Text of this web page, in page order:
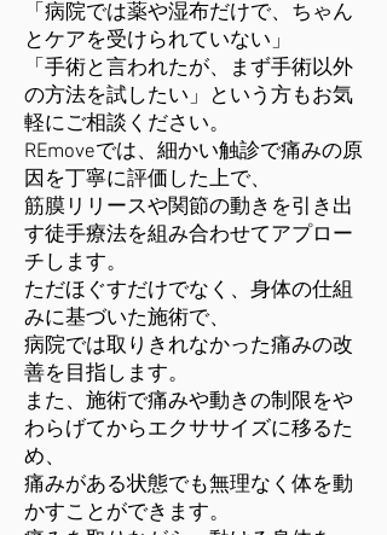
「病院では薬や湿布だけで、ちゃん
とケアを受けられていない」
「手術と言われたが、まず手術以外
の方法を試したい」という方もお気
軽にご相談ください。
REmoveでは、細かい触診で痛みの原
因を丁寧に評価した上で、
筋膜リリースや関節の動きを引き出
す徒手療法を組み合わせてアプロー
チします。
ただほぐすだけでなく、身体の仕組
みに基づいた施術で、
病院では取りきれなかった痛みの改
善を目指します。
また、施術で痛みや動きの制限をや
わらげてからエクササイズに移るた
め、
痛みがある状態でも無理なく体を動
かすことができます。